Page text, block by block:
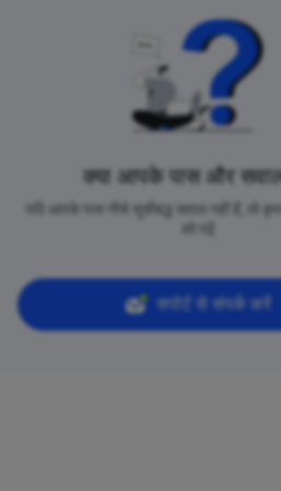
क्या आपके पास और
यदि आपके पास नीचे सूचीबद्ध सवाल नहीं हैं, तो
सपोर्ट से संपर्क करें